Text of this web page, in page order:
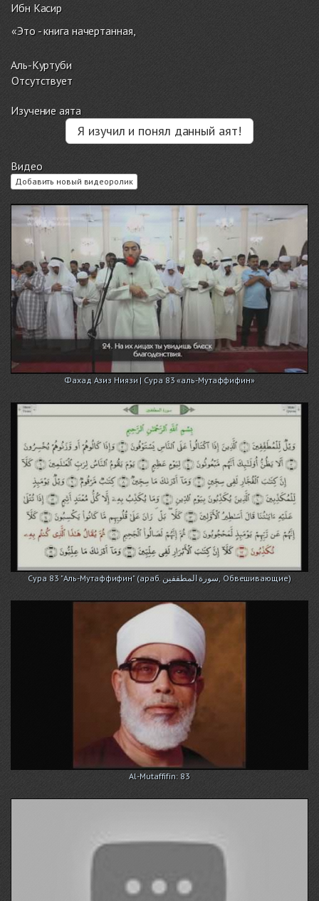
Ибн Касир
«Это - книга начертанная,
Аль-Куртуби
Отсутствует
Изучение аята
Я изучил и понял данный аят!
Видео
Добавить новый видеоролик
Фахад Азиз Ниязи | Сура 83 «аль-Мутаффифин»
Сура 83 "Аль-Мутаффифин" (араб. سورة المطففين, Обвешивающие)
Al-Mutaffifin: 83